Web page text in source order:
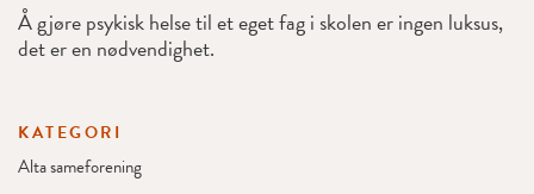
Å gjøre psykisk helse til et eget fag i skolen er ingen luksus,
det er en nødvendighet.
KATEGORI
Alta sameforening